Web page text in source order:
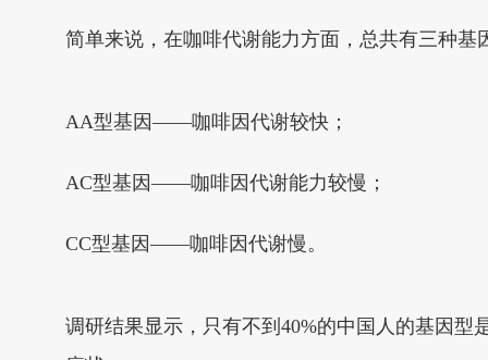
简单来说，在咖啡代谢能力方面，总共有三种基
AA型基因——咖啡因代谢较快；
AC型基因——咖啡因代谢能力较慢；
CC型基因——咖啡因代谢慢。
调研结果显示，只有不到40%的中国人的基因